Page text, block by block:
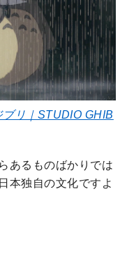
リ｜STUDIO GHIB
あるものばかりでは
本独自の文化ですよ